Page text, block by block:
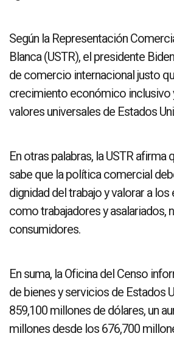
Según la Representación
Blanca (USTR), el presidente
de comercio internacional justo
crecimiento económico inclusivo
valores universales de Estados
En otras palabras, la USTR afirma
sabe que la política comercial
dignidad del trabajo y valorar a
como trabajadores y asalariados,
consumidores.
En suma, la Oficina del Censo
de bienes y servicios de Estados
859,100 millones de dólares, un
millones desde los 676,700